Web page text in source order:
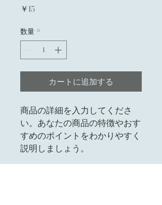
￥15価
数量 *
カートに追加する
商品の詳細を入力してくださ
い。あなたの商品の特徴やおす
すめのポイントをわかりやすく
説明しましょう。